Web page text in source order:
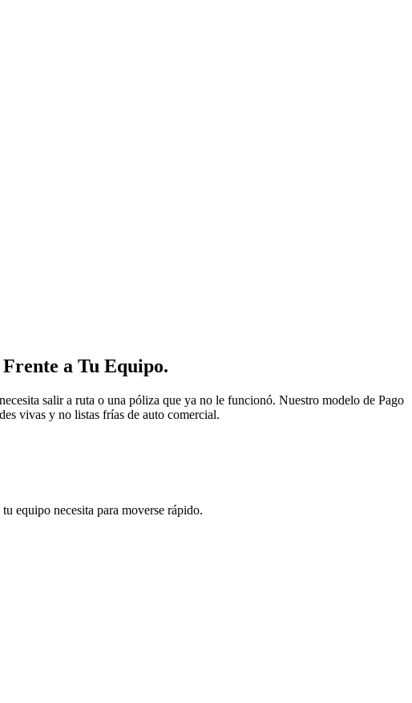
a Tu Equipo.
salir a ruta o una póliza que ya no le funcionó. Nuestro modelo de Pago
vivas y no listas frías de auto comercial.
equipo necesita para moverse rápido.